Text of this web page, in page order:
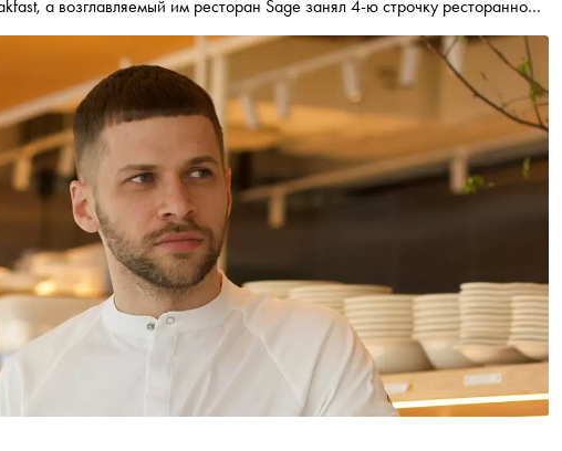
а возглавляемый им ресторан Sage занял 4-ю строчку ресторанной
также что такое пьяный краб и где его едят, шеф-повар ресторана Sage
«Сноба» Марии Макуш